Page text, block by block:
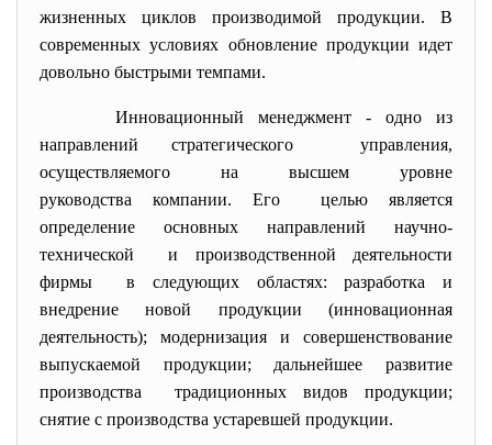
жизненных циклов производимой продукции. В
современных условиях обновление продукции идет
довольно быстрыми темпами.
Инновационный менеджмент - одно из
направлений стратегического управления,
осуществляемого на высшем уровне
руководства компании. Его целью является
определение основных направлений научно-
технической и производственной деятельности
фирмы в следующих областях: разработка и
внедрение новой продукции (инновационная
деятельность); модернизация и совершенствование
выпускаемой продукции; дальнейшее развитие
производства традиционных видов продукции;
снятие с производства устаревшей продукции.